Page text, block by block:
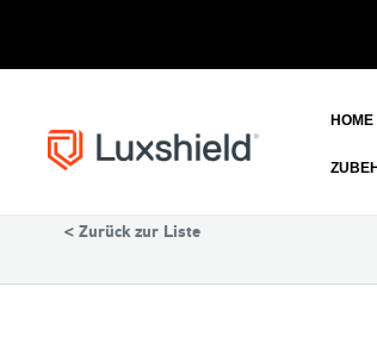
HOME
< Zurück zur Liste